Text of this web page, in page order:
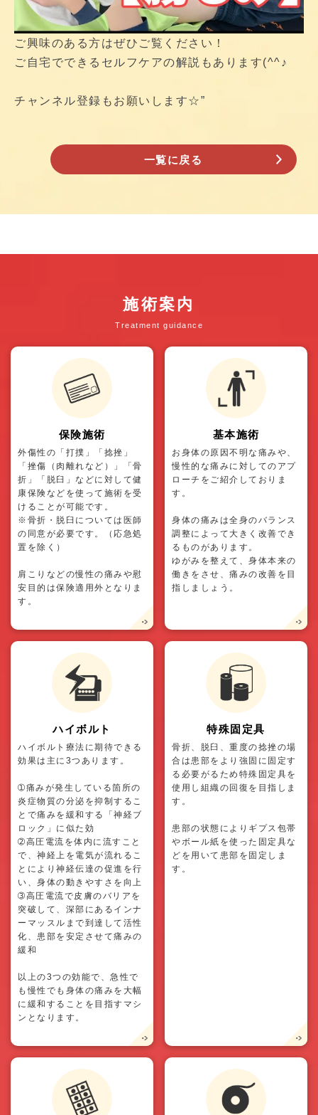
ご興味のある方はぜひご覧ください！
ご自宅でできるセルフケアの解説もあります(^^♪
チャンネル登録もお願いします☆”
一覧に戻る
施術案内
Treatment guidance
保険施術
外傷性の「打撲」「捻挫」
「挫傷（肉離れなど）」「骨
折」「脱臼」などに対して健
康保険などを使って施術を受
けることが可能です。
※骨折・脱臼については医師
の同意が必要です。（応急処
置を除く）
肩こりなどの慢性の痛みや慰
安目的は保険適用外となりま
す。
基本施術
お身体の原因不明な痛みや、
慢性的な痛みに対してのアプ
ローチをご紹介しておりま
す。
身体の痛みは全身のバランス
調整によって大きく改善でき
るものがあります。
ゆがみを整えて、身体本来の
働きをさせ、痛みの改善を目
指しましょう。
ハイボルト
ハイボルト療法に期待できる
効果は主に3つあります。
➀痛みが発生している箇所の
炎症物質の分泌を抑制するこ
とで痛みを緩和する「神経ブ
ロック」に似た効
➁高圧電流を体内に流すこと
で、神経上を電気が流れるこ
とにより神経伝達の促進を行
い、身体の動きやすさを向上
➂高圧電流で皮膚のバリアを
突破して、深部にあるインナ
ーマッスルまで到達して活性
化、患部を安定させて痛みの
緩和
以上の3つの効能で、急性で
も慢性でも身体の痛みを大幅
に緩和することを目指すマシ
ンとなります。
特殊固定具
骨折、脱臼、重度の捻挫の場
合は患部をより強固に固定す
る必要がるため特殊固定具を
使用し組織の回復を目指しま
す。
患部の状態によりギプス包帯
やボール紙を使った固定具な
どを用いて患部を固定しま
す。